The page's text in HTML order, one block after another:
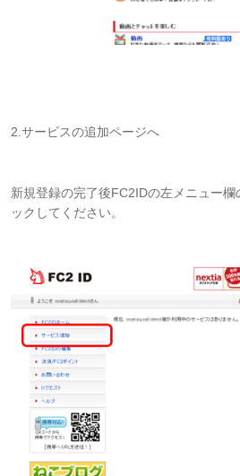
2.サービスの追加ページへ
新規登録の完了後FC2IDの左メニュー欄
ックしてください。